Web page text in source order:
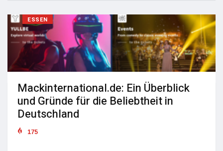
ESSEN
Mackinternational.de: Ein Überblick
und Gründe für die Beliebtheit in
Deutschland
175